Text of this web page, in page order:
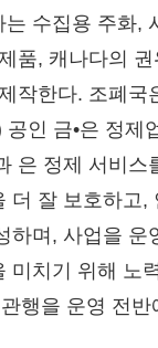
수집용 주화,
품, 캐나다의
작한다. 조폐국
인 금•은 정제
은 정제 서비스
더 잘 보호하고,
하며, 사업을 운
미치기 위해 노
행을 운영 전